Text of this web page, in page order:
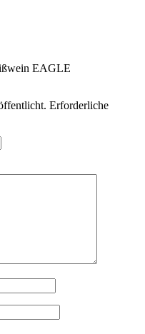
EAGLE
Erforderliche